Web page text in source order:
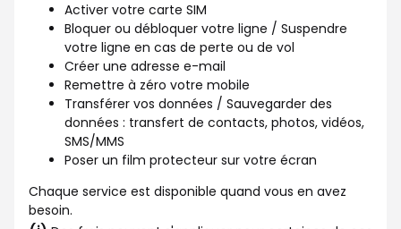
Activer votre carte SIM
Bloquer ou débloquer votre ligne / Suspendre
votre ligne en cas de perte ou de vol
Créer une adresse e-mail
Remettre à zéro votre mobile
Transférer vos données / Sauvegarder des
données : transfert de contacts, photos, vidéos,
SMS/MMS
Poser un film protecteur sur votre écran
Chaque service est disponible quand vous en avez
besoin.